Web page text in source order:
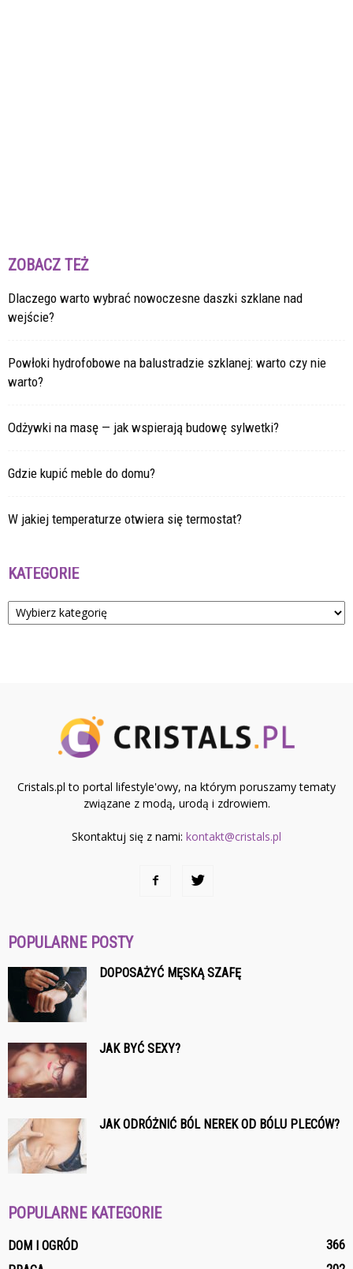
ZOBACZ TEŻ
Dlaczego warto wybrać nowoczesne daszki szklane nad
wejście?
Powłoki hydrofobowe na balustradzie szklanej: warto czy nie
warto?
Odżywki na masę — jak wspierają budowę sylwetki?
Gdzie kupić meble do domu?
W jakiej temperaturze otwiera się termostat?
KATEGORIE
Kategorie
Cristals.pl to portal lifestyle'owy, na którym poruszamy tematy
związane z modą, urodą i zdrowiem.
Skontaktuj się z nami: kontakt@cristals.pl
POPULARNE POSTY
DOPOSAŻYĆ MĘSKĄ SZAFĘ
JAK BYĆ SEXY?
JAK ODRÓŻNIĆ BÓL NEREK OD BÓLU PLECÓW?
POPULARNE KATEGORIE
DOM I OGRÓD
366